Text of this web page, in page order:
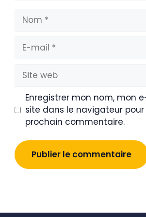
Nom
mail
Site
web
Enregistrer mon nom, mon
site dans le navigateur
prochain commentaire.